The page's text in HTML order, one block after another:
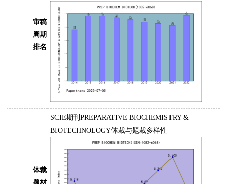
审稿
周期
排名
体裁
SCIE期刊PREPARATIVE BIOCHEMISTRY &
BIOTECHNOLOGY体裁与题裁多样性